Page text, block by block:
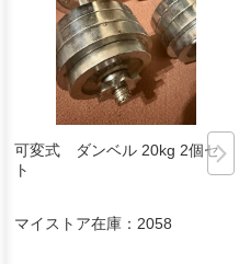
可変式 ダンベル 20kg 2個セッ
ト
マイストア在庫： 2058